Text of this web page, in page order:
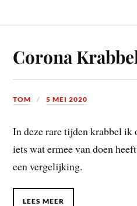
Corona
TOM 5 MEI 2020
In deze rare tijden krabbel ik
iets wat ermee van doen
een vergelijking.
LEES MEER